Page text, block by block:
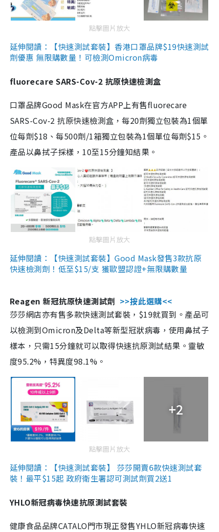
點擊圖片放大
延伸閱讀：【快速測試套裝】香港口罩品牌$19快速測試
劑優惠 無限購數量！可檢測Omicron病毒
fluorecare SARS-Cov-2 抗原快速檢測盒
口罩品牌Good Mask在官方APP上有售fluorecare
SARS-Cov-2 抗原快速檢測盒，每20劑獨立包裝為1個單
位每劑$18、每500劑/1箱獨立包裝為1個單位每劑$15。
產品以鼻拭子採樣，10至15分鐘知結果。
點擊圖片放大
延伸閱讀：【快速測試套裝】Good Mask發售3款抗原
快速檢測劑！低至$15/支 獲歐盟認證+無限購數量
Reagen 新冠抗原快速測試劑 >>按此選購<<
莎莎網店亦有售多款快速測試套裝，$19就買到。產品可
以檢測到Omicron及Delta等新型冠狀病毒，使用鼻拭子
樣本，只需15分鐘就可以取得快速抗原測試結果。靈敏
度95.2%，特異度98.1%。
+2
點擊圖片放大
延伸閱讀：【快速測試套裝】 莎莎開賣6款快速測試套
裝！最平$15起 政府衛生署認可測試劑買2送1
YHLO新冠病毒快速抗原測試套裝
健康食品品牌CATALO門市現正發售YHLO新冠病毒快速